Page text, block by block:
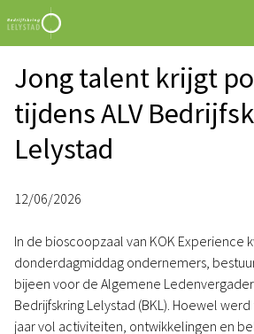
Jong talent krijgt
tijdens ALV
Lelystad
12/06/2026
In de bioscoopzaal van KOK Experience
donderdagmiddag ondernemers,
bijeen voor de Algemene
Bedrijfskring Lelystad (BKL). Hoewel
jaar vol activiteiten, ontwikkelingen en